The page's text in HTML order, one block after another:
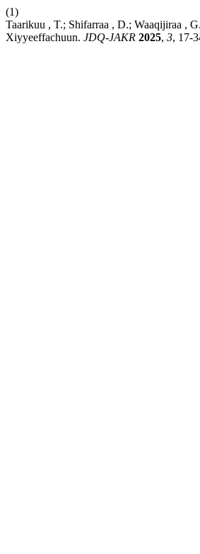
(1)
Taarikuu , T.; Shifarraa , D.; Waaqijiraa ,
Xiyyeeffachuun. JDQ-JAKR 2025, 3, 17-